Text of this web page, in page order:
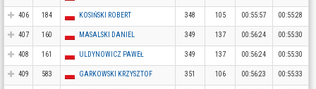
406 184 KOSIŃSKI ROBERT 348 105 00:55:57 00:55:28
407 160 MASALSKI DANIEL 349 137 00:56:24 00:55:30
408 161 ULDYNOWICZ PAWEŁ 349 137 00:56:24 00:55:30
409 583 GARKOWSKI KRZYSZTOF 351 106 00:56:23 00:55:33